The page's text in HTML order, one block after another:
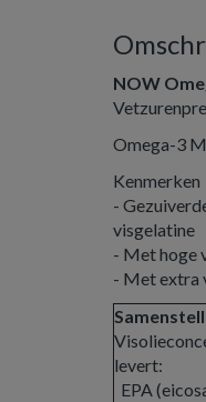
NOW
Omega-3
Kenmerken
-
visgelatine
- Met hoge
- Met extra
levert:
EPA